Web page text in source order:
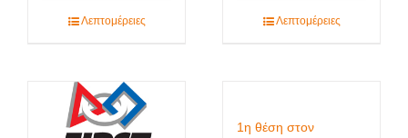
Λεπτομέρειες Λεπτομέρειες
1η θέση στον